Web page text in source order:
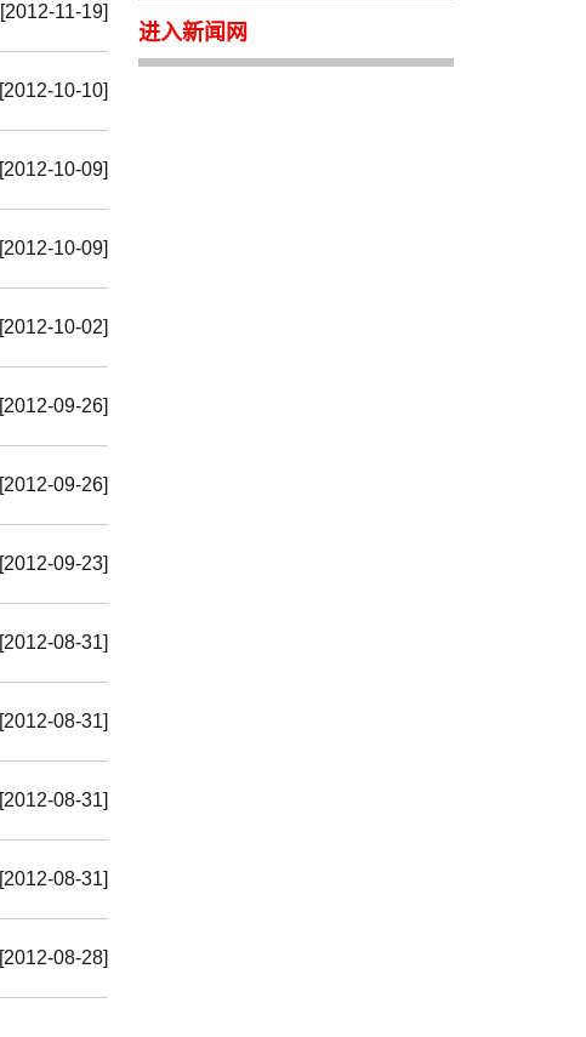
[2012-11-19]
[2012-10-10]
[2012-10-09]
[2012-10-09]
[2012-10-02]
[2012-09-26]
[2012-09-26]
[2012-09-23]
[2012-08-31]
[2012-08-31]
[2012-08-31]
[2012-08-31]
[2012-08-28]
进入新闻网